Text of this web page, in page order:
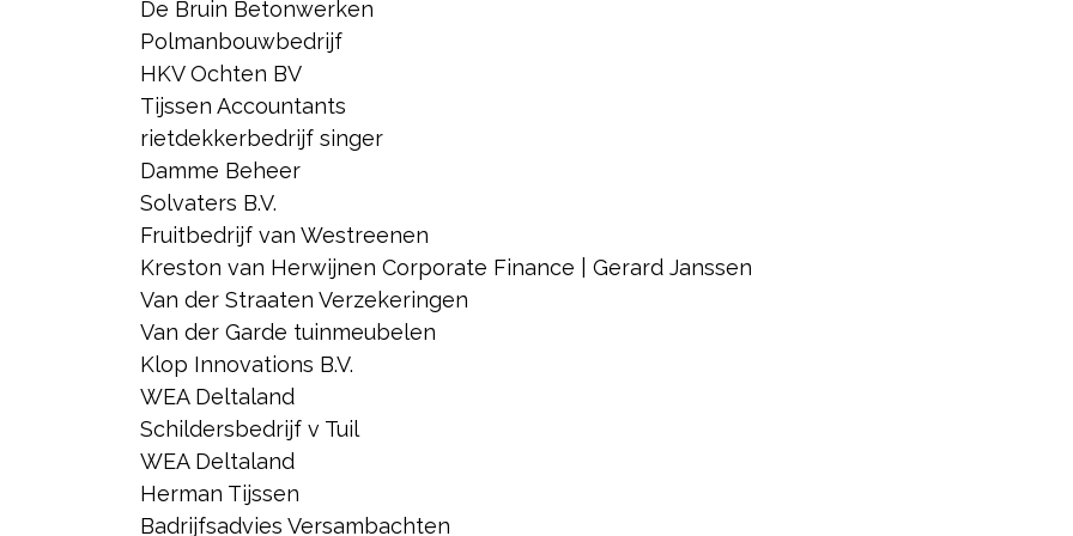
De Bruin Betonwerken
Polmanbouwbedrijf
HKV Ochten BV
Tijssen Accountants
rietdekkerbedrijf singer
Damme Beheer
Solvaters B.V.
Fruitbedrijf van Westreenen
Kreston van Herwijnen Corporate Finance | Gerard Janssen
Van der Straaten Verzekeringen
Van der Garde tuinmeubelen
Klop Innovations B.V.
WEA Deltaland
Schildersbedrijf v Tuil
WEA Deltaland
Herman Tijssen
Badrijfsadvies Versambachten